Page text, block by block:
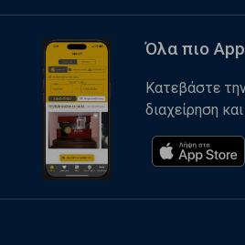
Όλα πιο
Κατεβάστε
διαχείρηση